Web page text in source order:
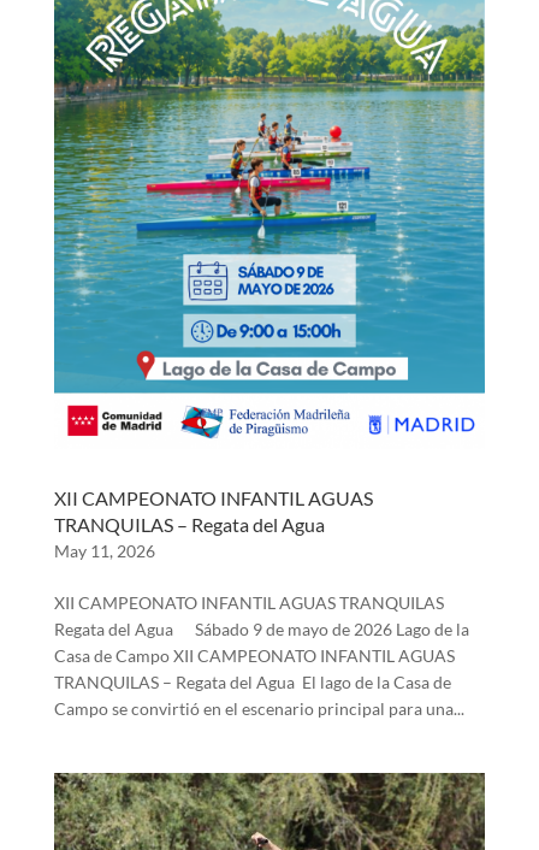
XII CAMPEONATO INFANTIL AGUAS
TRANQUILAS – Regata del Agua
May 11, 2026
XII CAMPEONATO INFANTIL AGUAS TRANQUILAS
Regata del Agua Sábado 9 de mayo de 2026 Lago de la
Casa de Campo XII CAMPEONATO INFANTIL AGUAS
TRANQUILAS – Regata del Agua El lago de la Casa de
Campo se convirtió en el escenario principal para una...